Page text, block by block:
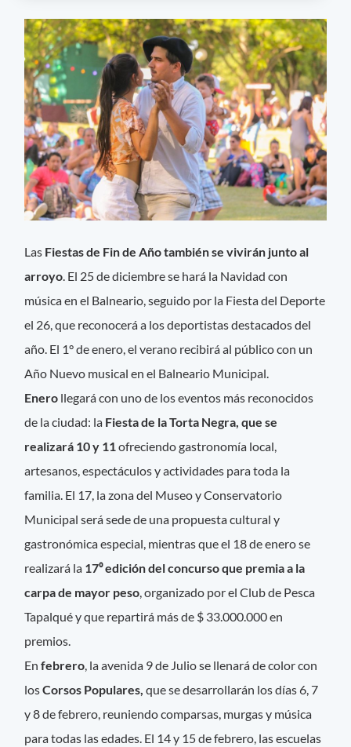
Las Fiestas de Fin de Año también se vivirán junto al
arroyo. El 25 de diciembre se hará la Navidad con
música en el Balneario, seguido por la Fiesta del Deporte
el 26, que reconocerá a los deportistas destacados del
año. El 1° de enero, el verano recibirá al público con un
Año Nuevo musical en el Balneario Municipal.
Enero llegará con uno de los eventos más reconocidos
de la ciudad: la Fiesta de la Torta Negra, que se
realizará 10 y 11ofreciendo gastronomía local,
artesanos, espectáculos y actividades para toda la
familia. El 17, la zona del Museo y Conservatorio
Municipal será sede de una propuesta cultural y
gastronómica especial, mientras que el 18 de enero se
realizará la 17⁰ edición del concurso que premia a la
carpa de mayor peso, organizado por el Club de Pesca
Tapalqué y que repartirá más de $ 33.000.000 en
premios.
Enfebrero, la avenida 9 de Julio se llenará de color con
losCorsos Populares,que se desarrollarán los días 6, 7
y 8 de febrero, reuniendo comparsas, murgas y música
para todas las edades. El 14 y 15 de febrero, las escuelas